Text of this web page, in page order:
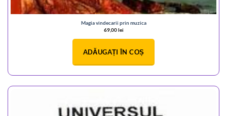
Magia vindecarii prin muzica
69,00lei
ADĂUGAȚI ÎN COȘ